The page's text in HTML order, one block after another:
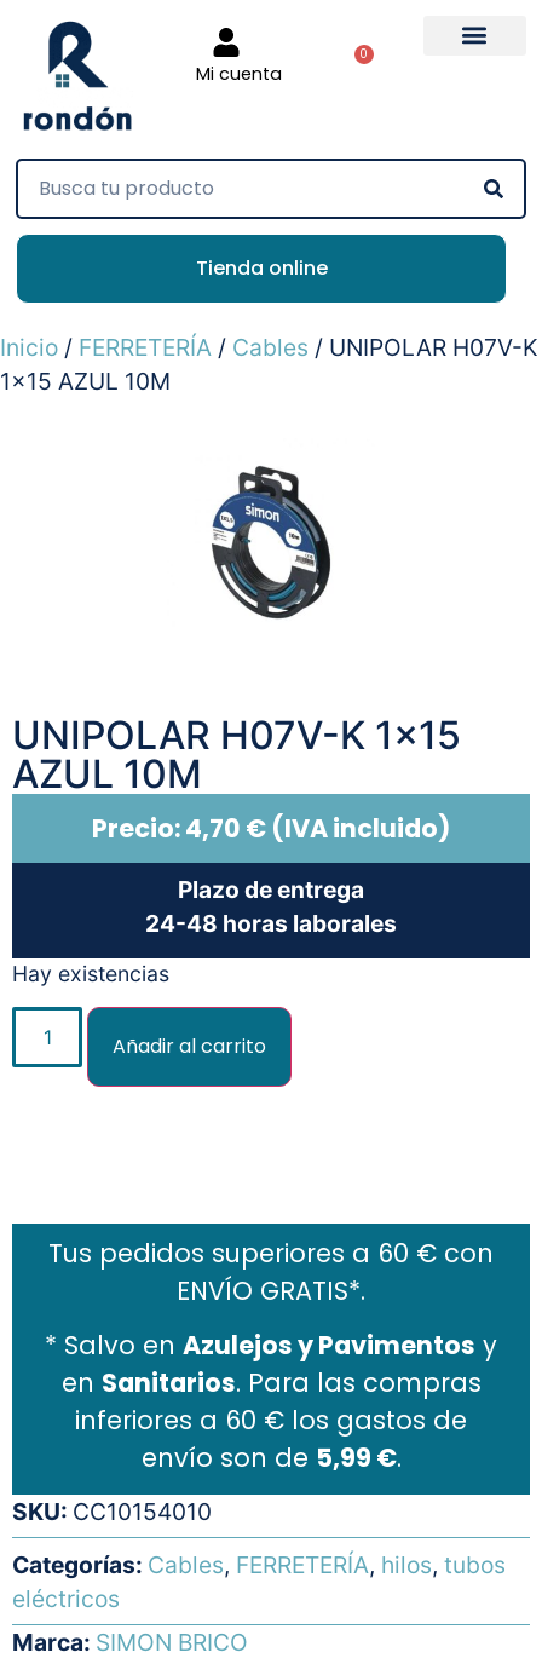
Mi cuenta
0
Tienda online
Inicio / FERRETERÍA / Cables / UNIPOLAR H07V-K
1×15 AZUL 10M
UNIPOLAR H07V-K 1×15
AZUL 10M
Precio:4,70 € (IVA incluido)
Plazo de entrega
24-48 horas laborales
Hay existencias
Añadir al carrito
Tus pedidos superiores a 60 € con
ENVÍO GRATIS*.
* Salvo en Azulejos y Pavimentos y
en Sanitarios. Para las compras
inferiores a 60 € los gastos de
envío son de 5,99 €.
SKU: CC10154010
Categorías: Cables, FERRETERÍA, hilos, tubos
eléctricos
Marca: SIMON BRICO